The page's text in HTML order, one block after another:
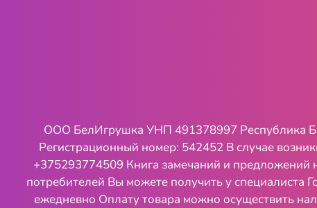
ООО БелИгрушка УНП 491378997 Республика
Регистрационный номер: 542452 В случае
+375293774509 Книга замечаний и предложений
потребителей Вы можете получить у специалиста
ежедневно Оплату товара можно осуществить